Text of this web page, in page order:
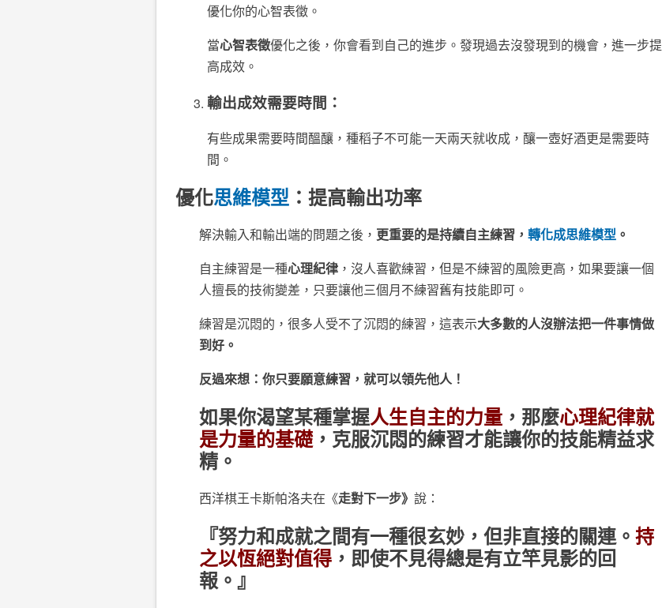
優化你的心智表徵。
當心智表徵優化之後，你會看到自己的進步。發現過去沒發現到的機會，進一步提
高成效。
輸出成效需要時間：
有些成果需要時間醞釀，種稻子不可能一天兩天就收成，釀一壺好酒更是需要時
間。
優化思維模型 ：提高輸出功率
解決輸入和輸出端的問題之後， 更重要的是持續自主練習， 轉化成思維模型 。
自主練習是一種心理紀律 ，沒人喜歡練習，但是不練習的風險更高，如果要讓一個
人擅長的技術變差，只要讓他三個月不練習舊有技能即可。
練習是沉悶的，很多人受不了沉悶的練習，這表示大多數的人沒辦法把一件事情做
到好。
反過來想：你只要願意練習，就可以領先他人！
如果你渴望某種掌握人生自主的力量 ，那麼心理紀律就
是力量的基礎，克服沉悶的練習才能讓你的技能精益求
精。
西洋棋王卡斯帕洛夫在《走對下一步》 說：
『努力和成就之間有一種很玄妙，但非直接的關連。 持
之以恆絕對值得 ，即使不見得總是有立竿見影的回
報。』